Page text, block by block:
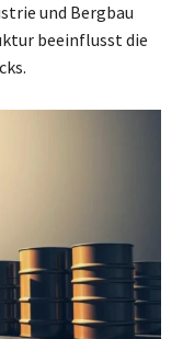
und Bergbau
beeinflusst die